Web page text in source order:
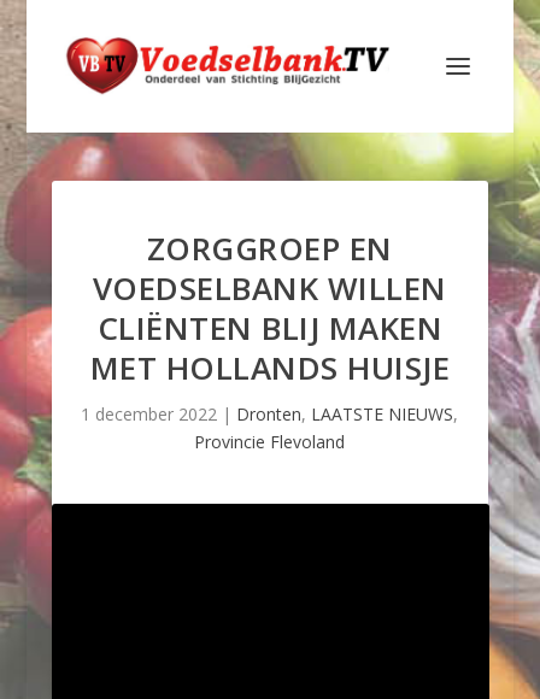
ZORGGROEP EN
VOEDSELBANK WILLEN
CLIËNTEN BLIJ MAKEN
MET HOLLANDS HUISJE
1 december 2022 | Dronten, LAATSTE NIEUWS,
Provincie Flevoland